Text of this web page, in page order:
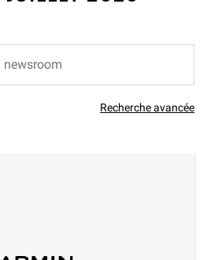
Recherche avancée